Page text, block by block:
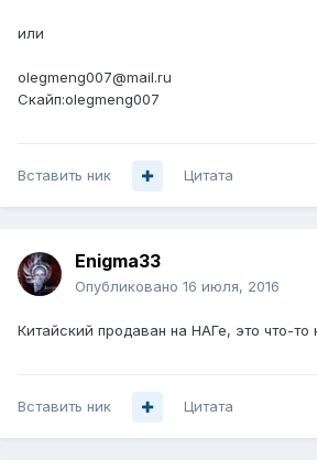
или
olegmeng007@mail.ru
Скайп:olegmeng007
Вставить ник Цитата
Enigma33
Опубликовано 16 июля, 2016
Китайский продаван на НАГе, это что-то
Вставить ник Цитата